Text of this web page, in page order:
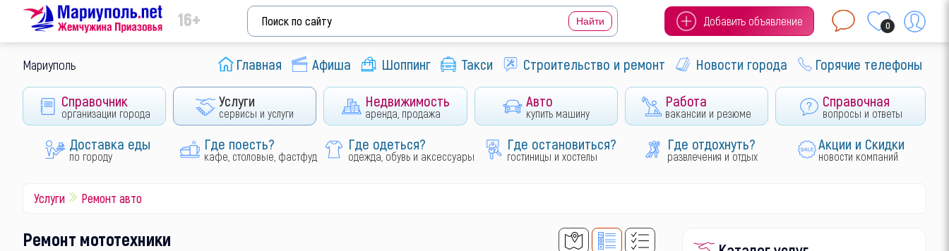
16+ Добавить объявление 0
Мариуполь Главная Афиша Шоппинг Такси Строительство и ремонт Новости города Горячие телефоны
Справочник
организации города
Услуги
сервисы и услуги
Недвижимость
аренда, продажа
Авто
купить машину
Работа
вакансии и резюме
Справочная
вопросы и ответы
Доставка еды
по городу
Где поесть?
кафе, столовые, фастфуд
Где одеться?
одежда, обувь и аксессуары
Где остановиться?
гостиницы и хостелы
Где отдохнуть?
развлечения и отдых
Акции и Скидки
новости компаний
Услуги Ремонт авто
Ремонт мототехники